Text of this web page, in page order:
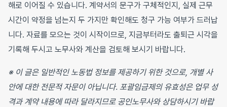
해로 이어질 수 있습니다. 계약서의 문구가 구체적인지, 실제 근무
시간이 약정을 넘는지 두 가지만 확인해도 청구 가능 여부가 드러납
니다. 자료를 모으는 것이 시작이므로, 지금부터라도 출퇴근 시각을
기록해 두시고 노무사와 계산을 검토해 보시기 바랍니다.
※ 이 글은 일반적인 노동법 정보를 제공하기 위한 것으로, 개별 사
안에 대한 전문적 자문이 아닙니다. 포괄임금제의 유효성은 업무 성
격과 계약 내용에 따라 달라지므로 공인노무사와 상담하시기 바랍